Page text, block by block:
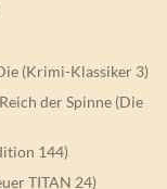
(Krimi-Klassiker 3)
der Spinne (Die
144)
TITAN 24)